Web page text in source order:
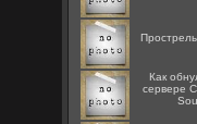
Как
сервере